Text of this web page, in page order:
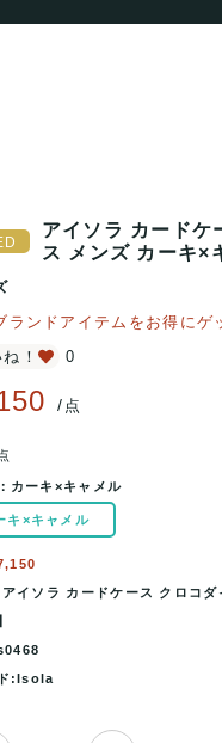
ドケース クロコダイル 型
アイソラ カードケ
ス メンズ カーキ×
ランドアイテムをお得にゲ
！
0
/ 点
カーキ×キャメル
キ×キャメル
イソラ カードケース クロコ
:Isola